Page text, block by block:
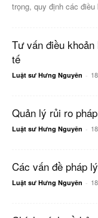
trọng, quy định các
Tư vấn điều khoản
tế
Luật sư Hưng Nguyên -
Quản lý rủi ro
Luật sư Hưng Nguyên -
Các vấn đề pháp
Luật sư Hưng Nguyên -